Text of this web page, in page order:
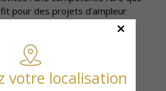
pour des projets d'ampleur
collectivités (Doubs (25),
Noel-Cerneux, Diénay (21),
Tilleroyes
votre localisation